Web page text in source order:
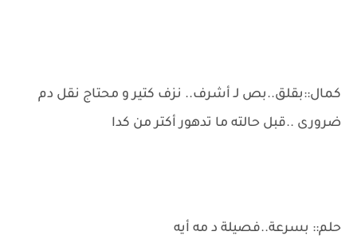
كمال::بقلق..بص لـ أشرف.. نزف كتير و محتاج نقل دم
ضرورى ..قبل حالته ما تدهور أكتر من كدا
حلم:: بسرعة..فصيلة د مه أيه